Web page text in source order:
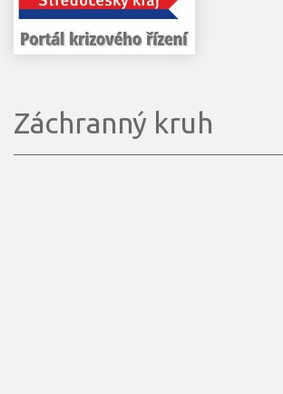
Záchranný kruh